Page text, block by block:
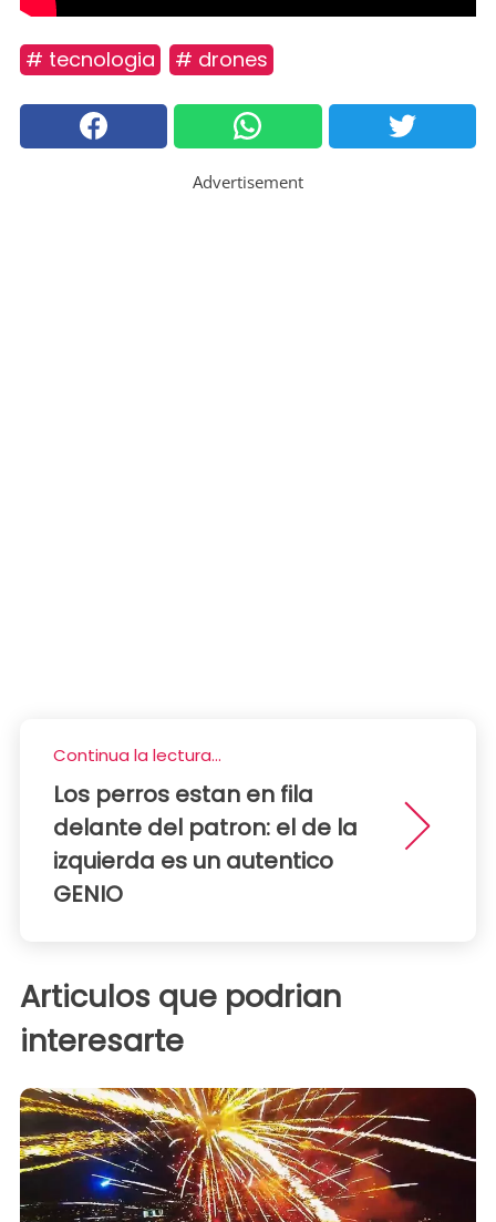
# tecnologia # drones
Advertisement
Continua la lectura...
Los perros estan en fila
delante del patron: el de la
izquierda es un autentico
GENIO
Articulos que podrian
interesarte